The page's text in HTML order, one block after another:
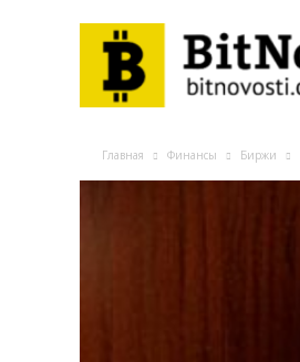
Главная Финансы Биржи